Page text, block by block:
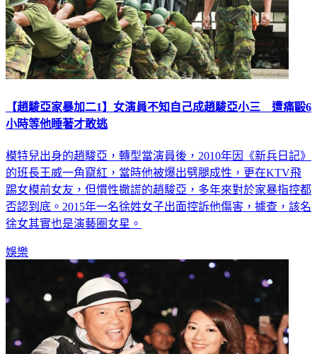
小時等他睡著才敢逃
的班長王威一角竄紅，當時他被爆出劈腿成性，更在KTV飛
踢女模前女友，但慣性撒謊的趙駿亞，多年來對於家暴指控都
否認到底。2015年一名徐姓女子出面控訴他傷害，據查，該名
徐女其實也是演藝圈女星。